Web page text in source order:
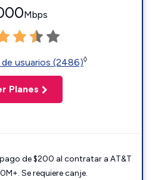
Mbps
usuarios (2486)◊
Planes
de $200 al contratar a AT&T
Se requiere canje.